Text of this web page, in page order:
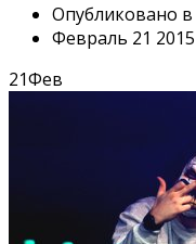
Опубликовано в
Февраль 21 2015
21Фев